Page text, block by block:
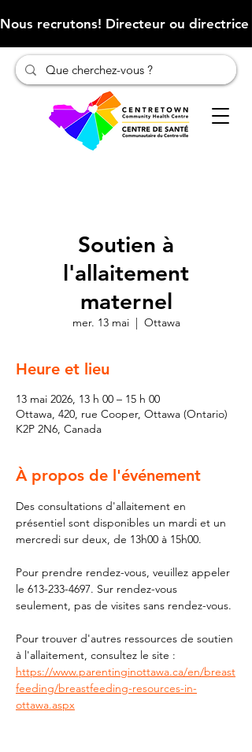
Nous recrutons! Directeur ou
Soutien à
l'allaitement
maternel
mer. 13 mai
  |
Ottawa
Heure et lieu
13 mai 2026, 13 h 00 – 15 h 00
Ottawa, 420, rue Cooper, Ottawa (Ontario)
K2P 2N6, Canada
À propos de l'événement
Des consultations d'allaitement en
présentiel sont disponibles un mardi et un
mercredi sur deux, de 13h00 à 15h00.
Pour prendre rendez-vous, veuillez appeler
le 613-233-4697. Sur rendez-vous
seulement, pas de visites sans rendez-vous.
Pour trouver d'autres ressources de soutien
à l'allaitement, consultez le site :
https://www.parentinginottawa.ca/en/breast
feeding/breastfeeding-resources-in-
ottawa.aspx